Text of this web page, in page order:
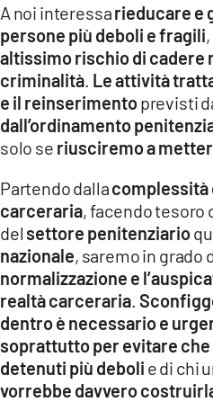
A noi interessarieducare e
persone più deboli e fragili
altissimo rischio di cadere
criminalità Le attività
e il reinserimentoprevisti
dall’ordinamento
solo se riusciremo a
Partendo dallacomplessità
carceraria, facendo
del settore penitenziario
nazionale, saremo in grado
normalizzazione e
realtà carceraria
dentro è necessario e
soprattutto per evitare
detenuti più deboli e di chi
vorrebbe davvero